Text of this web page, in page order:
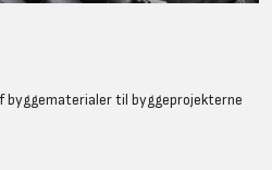
byggematerialer til byggeprojekterne